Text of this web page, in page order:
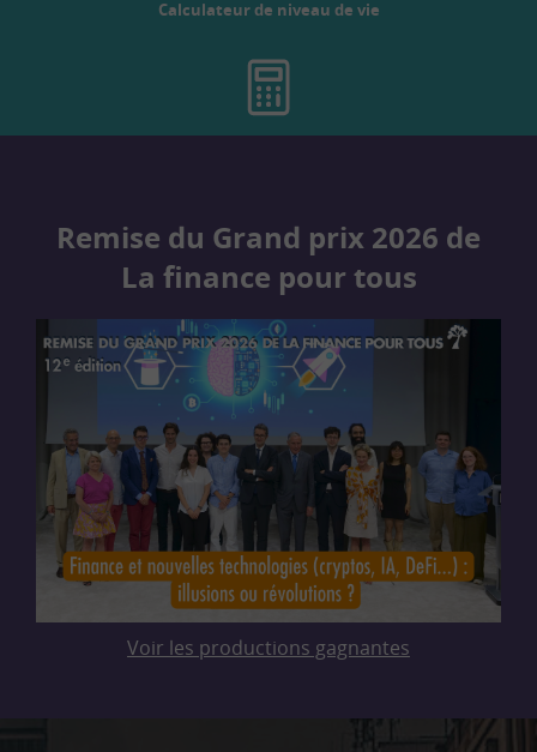
Calculateur de niveau de vie
Remise du Grand prix 2026 de
La finance pour tous
Voir les productions gagnantes